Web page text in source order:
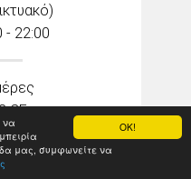
OK!
να
μας, συμφωνείτε να
- 22:00
CE
22.00)